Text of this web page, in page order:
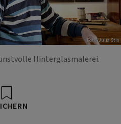
Foto: Julia Stix
Hinterglasmalerei.